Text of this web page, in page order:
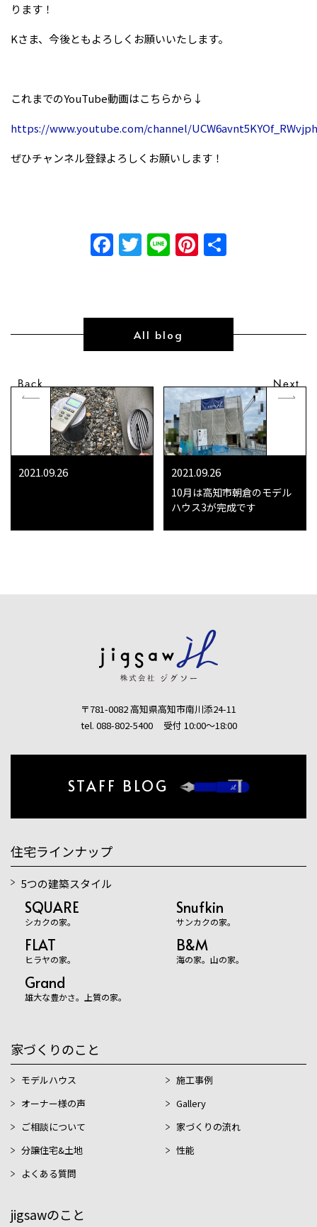
ります！
Kさま、今後ともよろしくお願いいたします。
これまでのYouTube動画はこちらから↓
https://www.youtube.com/channel/
ぜひチャンネル登録よろしくお願いします！
Facebook
Twitter
LinePinterest
All blog
Back
2021.09.26
Next
2021.09.26
10月は高知市朝倉のモデル
ハウス3が完成です
〒781-0082 高知県高知市南川添24-11
tel. 088-802-5400
受付 10:00〜18:00
STAFF BLOG
住宅ラインナップ
5つの建築スタイル
SQUARE
シカクの家。
Snufkin
サンカクの家。
FLAT
ヒラヤの家。
B&M
海の家。山の家。
Grand
雄大な豊かさ。上質の家。
家づくりのこと
モデルハウス
施工事例
オーナー様の声
Gallery
ご相談について
家づくりの流れ
分譲住宅&土地
性能
よくある質問
jigsawのこと